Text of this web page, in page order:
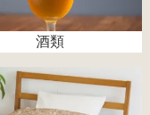
酒類